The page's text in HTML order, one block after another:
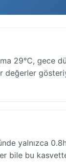
29°C, gece
değerler
yalnızca 0.8h
bile bu